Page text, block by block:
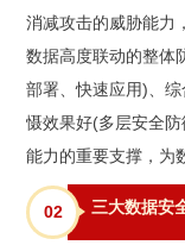
消减攻击的威胁能力
数据高度联动的整体
部署、快速应用)、
慑效果好(多层安全
能力的重要支撑，为
02 三大数据安